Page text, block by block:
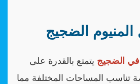
الضجيج
في الضجيج يتمتع بالقدرة على
المساحات المختلفة مما